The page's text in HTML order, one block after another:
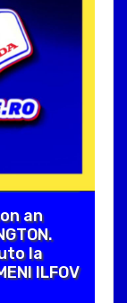
an
la
ILFOV